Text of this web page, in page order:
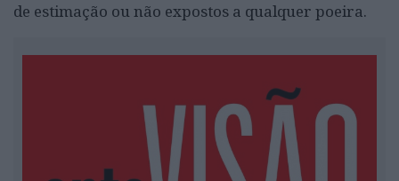
de estimação ou não expostos a qualquer poeira.